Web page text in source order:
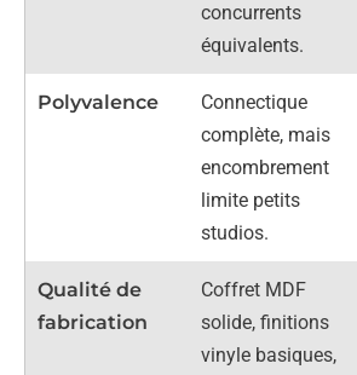
concurrents
équivalents.
Polyvalence
Connectique
complète, mais
encombrement
limite petits
studios.
Qualité de
fabrication
Coffret MDF
solide, finitions
vinyle basiques,